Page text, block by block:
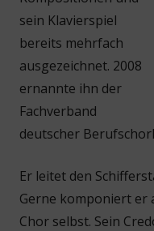
sein Klavierspiel
bereits mehrfach
ausgezeichnet. 2008
ernannte ihn der
Fachverband
deutscher
Er leitet den
Gerne komponiert er
Chor selbst. Sein